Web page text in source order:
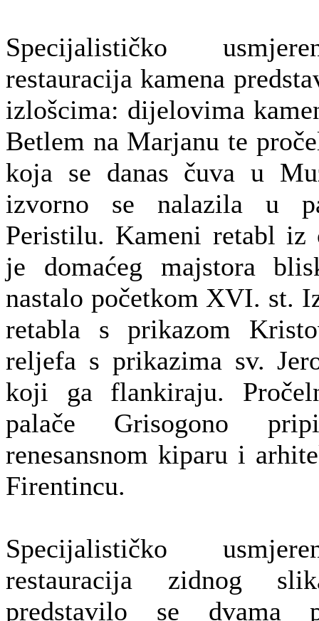
Specijalističko
restauracija kamena
izlošcima: dijelovima
Betlem na Marjanu te
koja se danas čuva u
izvorno se nalazila u
Peristilu. Kameni retabl
je domaćeg majstora
nastalo početkom XVI. st.
retabla s prikazom
reljefa s prikazima sv.
koji ga flankiraju.
palače Grisogono
renesansnom kiparu i
Firentincu.
Specijalističko
restauracija zidnog
predstavilo se dvama